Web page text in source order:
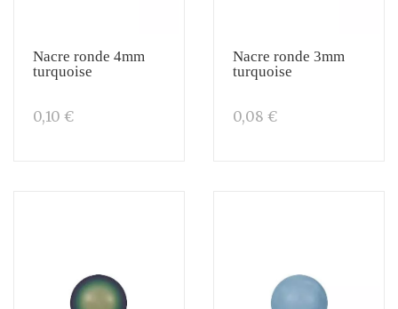
Nacre ronde 4mm
turquoise
0,10 €
Nacre ronde 3mm
turquoise
0,08 €